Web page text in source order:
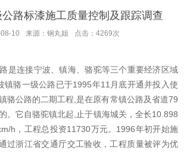
路标漆施工质量控制及跟踪调查
10 来源：钢丸姐 点击：4269次
连接宁波、镇海、骆驼等三个重要经济区域
镇骆一级公路已于1995年11月底开通并投入使
骆公路的二期工程,是在原有常镇公路及省道79
。它自骆驼镇北起,止于镇海城关，全长10.898
h，工程总投资11730万元。1996年初开始施
过浙江省交通厅交工验收，工程质量被评为优